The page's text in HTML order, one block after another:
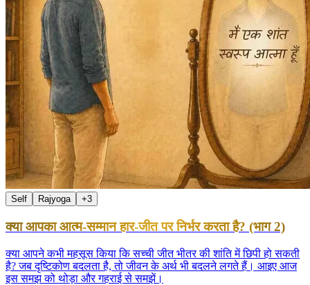
Self Rajyoga +3
क्या आपका आत्म-सम्मान हार-जीत पर निर्भर करता है? (भाग 2)
क्या आपने कभी महसूस किया कि सच्ची जीत भीतर की शांति में छिपी हो सकती
है? जब दृष्टिकोण बदलता है, तो जीवन के अर्थ भी बदलने लगते हैं। आइए आज
इस समझ को थोड़ा और गहराई से समझें।